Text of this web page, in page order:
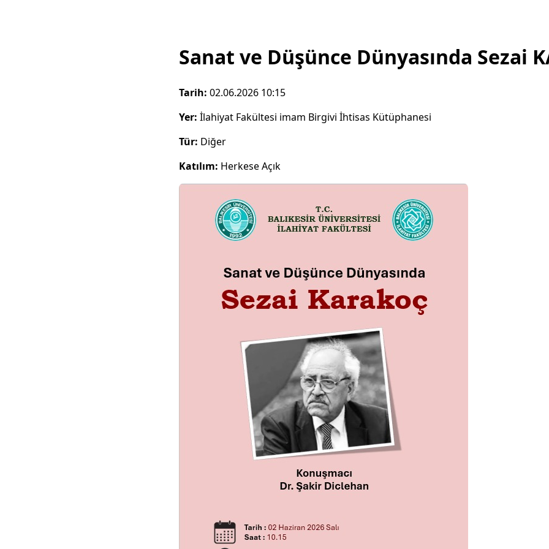
Sanat ve Düşünce Dünyasında Sezai
Tarih: 02.06.2026 10:15
Yer: İlahiyat Fakültesi imam Birgivi İhtisas Kütüphanesi
Tür: Diğer
Katılım: Herkese Açık